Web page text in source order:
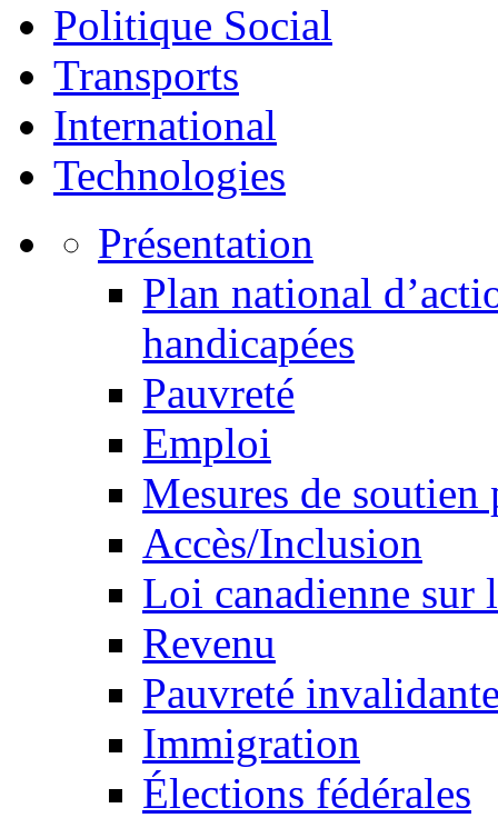
Politique Social
Transports
International
Technologies
Présentation
Plan national
handicapées
Pauvreté
Emploi
Mesures de soutien
Accès/Inclusion
Loi canadienne sur
Revenu
Pauvreté
Immigration
Élections fédérales